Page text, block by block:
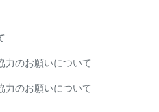
力のお願いについて
力のお願いについて